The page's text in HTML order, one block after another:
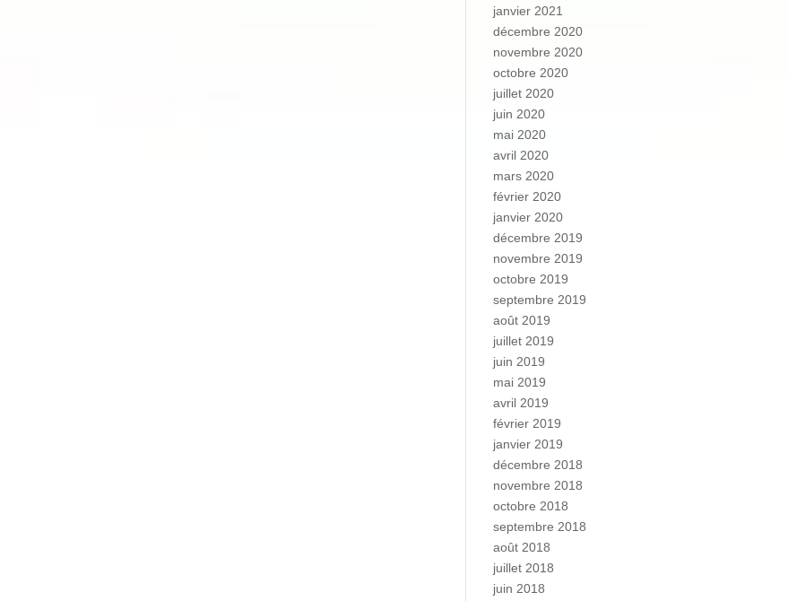
janvier 2021
décembre 2020
novembre 2020
octobre 2020
juillet 2020
juin 2020
mai 2020
avril 2020
mars 2020
février 2020
janvier 2020
décembre 2019
novembre 2019
octobre 2019
septembre 2019
août 2019
juillet 2019
juin 2019
mai 2019
avril 2019
février 2019
janvier 2019
décembre 2018
novembre 2018
octobre 2018
septembre 2018
août 2018
juillet 2018
juin 2018